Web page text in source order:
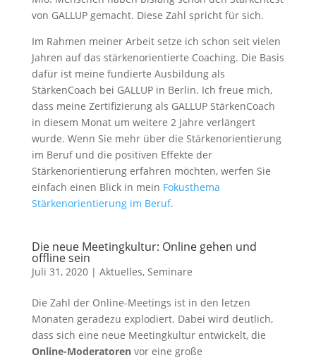
von GALLUP gemacht. Diese Zahl spricht für sich.
Im Rahmen meiner Arbeit setze ich schon seit vielen
Jahren auf das stärkenorientierte Coaching. Die Basis
dafür ist meine fundierte Ausbildung als
StärkenCoach bei GALLUP in Berlin. Ich freue mich,
dass meine Zertifizierung als GALLUP StärkenCoach
in diesem Monat um weitere 2 Jahre verlängert
wurde. Wenn Sie mehr über die Stärkenorientierung
im Beruf und die positiven Effekte der
Stärkenorientierung erfahren möchten, werfen Sie
einfach einen Blick in mein Fokusthema
Stärkenorientierung im Beruf.
Die neue Meetingkultur: Online gehen und
offline sein
Juli 31, 2020| Aktuelles, Seminare
Die Zahl der Online-Meetings ist in den letzen
Monaten geradezu explodiert. Dabei wird deutlich,
dass sich eine neue Meetingkultur entwickelt, die
Online-Moderatorenvor eine große